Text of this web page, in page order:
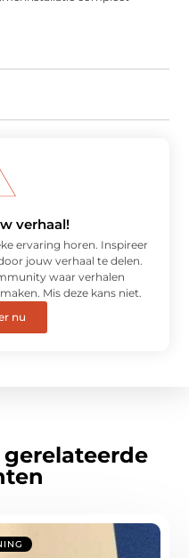
verhaal!
ervaring horen. Inspireer
jouw verhaal te delen.
waar verhalen
Mis deze kans niet.
nu
gerelateerde